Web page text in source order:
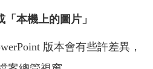
本機上的圖片」
版本會有些許差異，